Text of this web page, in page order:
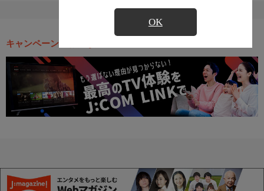
OK
キャンペーン・お得な情報